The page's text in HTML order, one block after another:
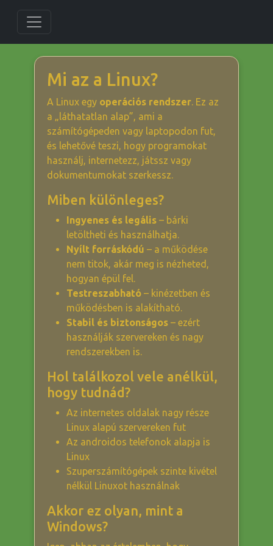
Mi az a Linux?
A Linux egy operációs rendszer. Ez az
a „láthatatlan alap”, ami a
számítógépeden vagy laptopodon fut,
és lehetővé teszi, hogy programokat
használj, internetezz, játssz vagy
dokumentumokat szerkessz.
Miben különleges?
Ingyenes és legális– bárki
letöltheti és használhatja.
Nyílt forráskódú – a működése
nem titok, akár meg is nézheted,
hogyan épül fel.
Testreszabható– kinézetben és
működésben is alakítható.
Stabil és biztonságos– ezért
használják szervereken és nagy
rendszerekben is.
Hol találkozol vele anélkül,
hogy tudnád?
Az internetes oldalak nagy része
Linux alapú szervereken fut
Az androidos telefonok alapja is
Linux
Szuperszámítógépek szinte kivétel
nélkül Linuxot használnak
Akkor ez olyan, mint a
Windows?